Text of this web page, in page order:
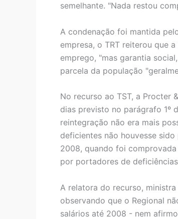
semelhante. "Nada restou
A condenação foi mantida
empresa, o TRT reiterou que
emprego, "mas garantia
parcela da população
No recurso ao TST, a Procter
dias previsto no parágrafo 1º
reintegração não era mais
deficientes não houvesse
2008, quando foi
por portadores de
A relatora do recurso,
observando que o Regional
salários até 2008 - nem